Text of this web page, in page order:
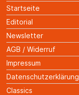
Startseite
Editorial
Newsletter
AGB / Widerruf
Impressum
Datenschutzerklärung
Classics